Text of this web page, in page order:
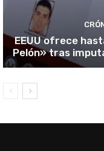
EEUU ofrece
Pelón» tras